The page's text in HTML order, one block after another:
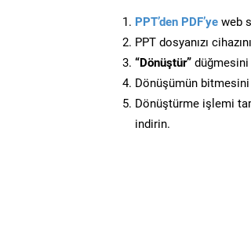
PPT’den PDF’ye web
PPT dosyanızı
“Dönüştür” düğmesini
Dönüşümün
Dönüştürme işlemi
indirin.